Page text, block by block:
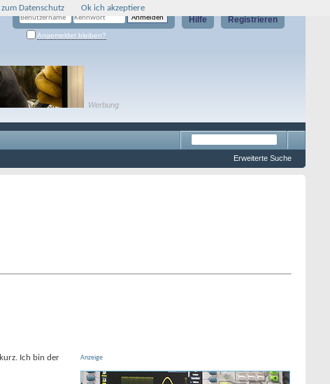
Registrieren
Hilfe
Angemeldet bleiben?
Werbung
Erweiterte Suche
Anzeige
Ich bin der
Datenschutz Ok ich akzeptiere